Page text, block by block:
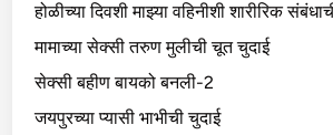
होळीच्या दिवशी माझ्या वहिनीशी शारीरिक
मामाच्या सेक्सी तरुण मुलीची चूत चुदाई
सेक्सी बहीण बायको बनली-2
जयपुरच्या प्यासी भाभीची चुदाई